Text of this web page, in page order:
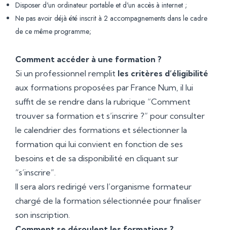
Disposer d'un ordinateur portable et d'un accès à internet ;
Ne pas avoir déjà été inscrit à 2 accompagnements dans le cadre
de ce même programme;
Comment accéder à une formation ?
Si un professionnel remplit les critères d’éligibilité
aux formations proposées par France Num, il lui
suffit de se rendre dans la rubrique “Comment
trouver sa formation et s’inscrire ?” pour consulter
le calendrier des formations et sélectionner la
formation qui lui convient en fonction de ses
besoins et de sa disponibilité en cliquant sur
“s’inscrire”.
Il sera alors redirigé vers l’organisme formateur
chargé de la formation sélectionnée pour finaliser
son inscription.